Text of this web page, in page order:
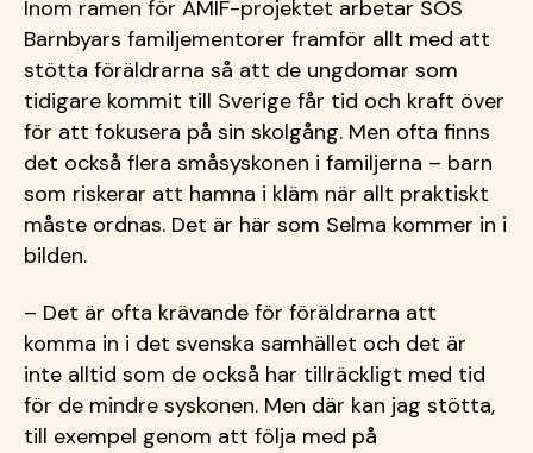
Inom ramen för AMIF-projektet arbetar SOS
Barnbyars familjementorer framför allt med att
stötta föräldrarna så att de ungdomar som
tidigare kommit till Sverige får tid och kraft över
för att fokusera på sin skolgång. Men ofta finns
det också flera småsyskonen i familjerna – barn
som riskerar att hamna i kläm när allt praktiskt
måste ordnas. Det är här som Selma kommer in i
bilden.
– Det är ofta krävande för föräldrarna att
komma in i det svenska samhället och det är
inte alltid som de också har tillräckligt med tid
för de mindre syskonen. Men där kan jag stötta,
till exempel genom att följa med på